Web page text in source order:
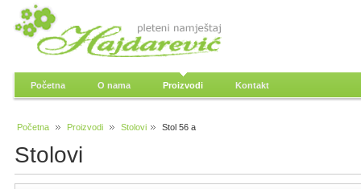
Početna O nama Proizvodi Kontakt
Početna Proizvodi Stolovi Stol 56 a
Stolovi